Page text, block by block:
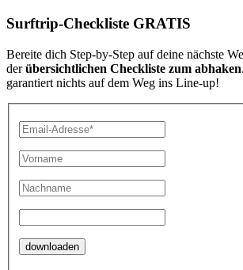
Surftrip-Checkliste GRATIS
Bereite dich Step-by-Step auf deine nächste
derübersichtlichen Checkliste zum abhaken
garantiert nichts auf dem Weg ins Line-up!